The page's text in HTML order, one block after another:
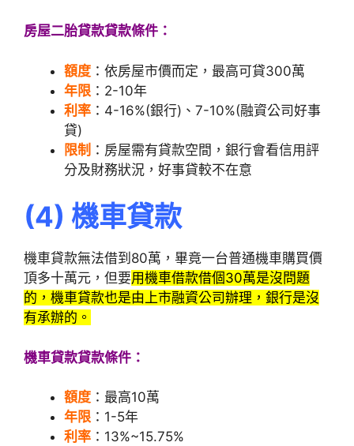
房屋二胎貸款貸款條件：
額度 ：依房屋市價而定，最高可貸300萬
年限 ：2-10年
利率 ：4-16%(銀行)、7-10%(融資公司好事
貸)
限制 ：房屋需有貸款空間，銀行會看信用評
分及財務狀況，好事貸較不在意
(4) 機車貸款
機車貸款無法借到80萬，畢竟一台普通機車購買價
頂多十萬元，但要用機車借款借個30萬是沒問題
的，機車貸款也是由上市融資公司辦理，銀行是沒
有承辦的。
機車貸款貸款條件：
額度 ：最高10萬
年限 ：1-5年
利率 ：13%~15.75%